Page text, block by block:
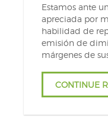
Estamos ante
apreciada por
habilidad de
emisión de
márgenes de
CONTINUE